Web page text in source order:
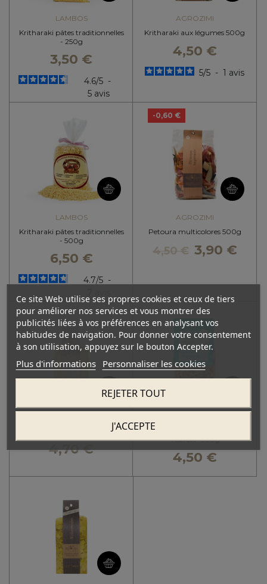
LAMBOS
Kritharaki pâtes traditionnelles
- 250g
3,50 €
4.6/5 -
5 avis
AGROZIMI
Kritharaki aux légumes 500g
4,50 €
5/5 - 1 avis
LAMBOS
Kritharaki pâtes traditionnelles
- 500g
6,50 €
4.7/5 -
-0,60 €
AGROZIMI
Petoura multicolores 500g
4,50 € 3,90 €
4,70 €
Petites étoiles multicolores
"Astraki" 500g
4,50 €
Ce site Web utilise ses propres cookies et ceux de tiers
pour améliorer nos services et vous montrer des
publicités liées à vos préférences en analysant vos
habitudes de navigation. Pour donner votre consentement
à son utilisation, appuyez sur le bouton Accepter.
Plus d'informations Personnaliser les cookies
REJETER TOUT
J'ACCEPTE